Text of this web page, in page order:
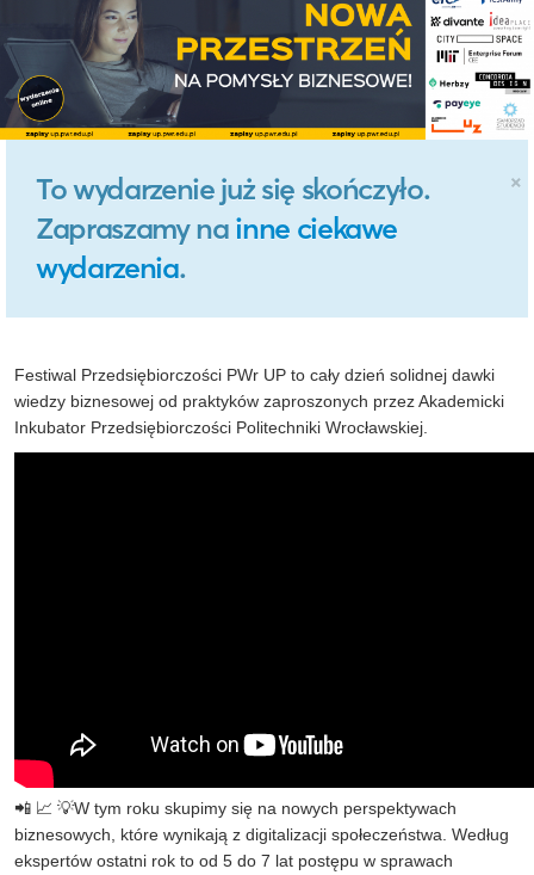
×
To wydarzenie już się skończyło.
Zapraszamy na inne ciekawe
wydarzenia.
Festiwal Przedsiębiorczości PWr UP to cały dzień solidnej dawki
wiedzy biznesowej od praktyków zaproszonych przez Akademicki
Inkubator Przedsiębiorczości Politechniki Wrocławskiej.
📲 📈 💡W tym roku skupimy się na nowych perspektywach
biznesowych, które wynikają z digitalizacji społeczeństwa. Według
ekspertów ostatni rok to od 5 do 7 lat postępu w sprawach